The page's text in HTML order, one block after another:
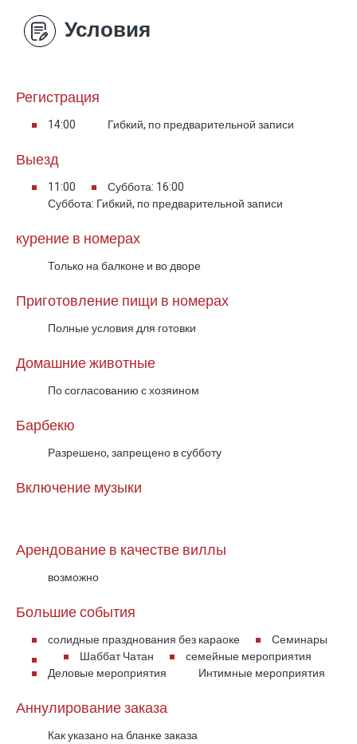
Условия
Регистрация
14:00 Гибкий, по предварительной записи
Выезд
11:00
Суббота: 16:00
Суббота: Гибкий, по предварительной записи
курение в номерах
Только на балконе и во дворе
Приготовление пищи в номерах
Полные условия для готовки
Домашние животные
По согласованию с хозяином
Барбекю
Разрешено, запрещено в субботу
Включение музыки
Арендование в качестве виллы
возможно
Большие события
солидные празднования без караоке
Семинары
Шаббат Чатан
семейные мероприятия
Деловые мероприятия
Интимные мероприятия
Аннулирование заказа
Как указано на бланке заказа